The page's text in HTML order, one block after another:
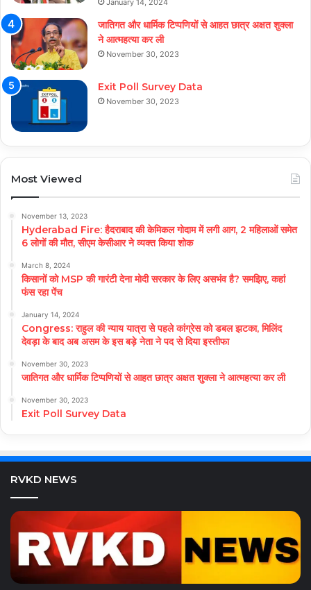
January 14, 2024
जातिगत और धार्मिक टिप्पणियों से आहत छात्र अक्षत शुक्ला
ने आत्महत्या कर ली
November 30, 2023
Exit Poll Survey Data
November 30, 2023
Most Viewed
November 13, 2023
Hyderabad Fire: हैदराबाद की केमिकल गोदाम में लगी आग, 2 महिलाओं समेत
6 लोगों की मौत, सीएम केसीआर ने व्यक्त किया शोक
March 8, 2024
किसानों को MSP की गारंटी देना मोदी सरकार के लिए असभंव है? समझिए, कहां
फंस रहा पेंच
January 14, 2024
Congress: राहुल की न्याय यात्रा से पहले कांग्रेस को डबल झटका, मिलिंद
देवड़ा के बाद अब असम के इस बड़े नेता ने पद से दिया इस्तीफा
November 30, 2023
जातिगत और धार्मिक टिप्पणियों से आहत छात्र अक्षत शुक्ला ने आत्महत्या कर ली
November 30, 2023
Exit Poll Survey Data
RVKD NEWS